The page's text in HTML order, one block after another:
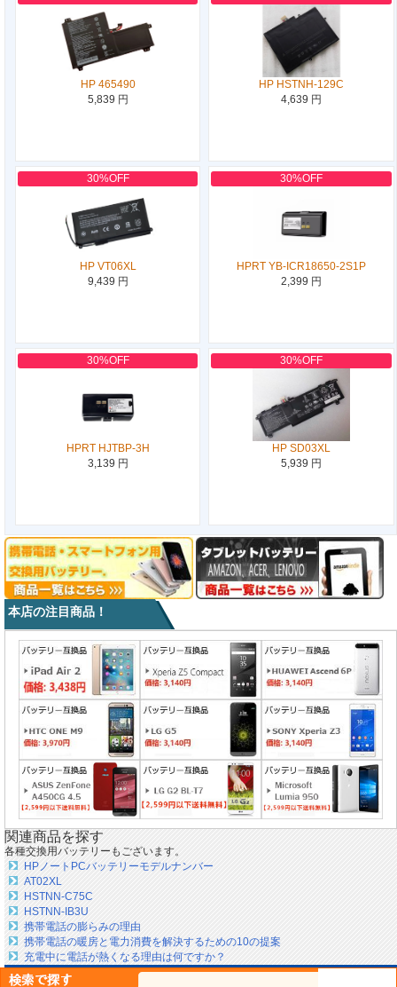
HP 465490
5,839 円
HP HSTNH-129C
4,639 円
30%OFF
HP VT06XL
9,439 円
30%OFF
HPRT YB-ICR18650-2S1P
2,399 円
30%OFF
HPRT HJTBP-3H
3,139 円
30%OFF
HP SD03XL
5,939 円
本店の注目商品！
関連商品を探す
各種交換用バッテリーもございます。
HPノートPCバッテリーモデルナンバー
AT02XL
HSTNN-C75C
HSTNN-IB3U
携帯電話の膨らみの理由
携帯電話の暖房と電力消費を解決するための10の提案
充電中に電話が熱くなる理由は何ですか？